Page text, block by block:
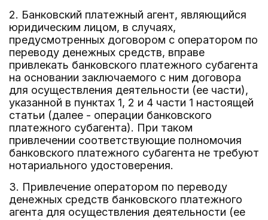
2. Банковский платежный агент, являющийся
юридическим лицом, в случаях,
предусмотренных договором с оператором по
переводу денежных средств, вправе
привлекать банковского платежного субагента
на основании заключаемого с ним договора
для осуществления деятельности (ее части),
указанной в пунктах 1, 2 и 4 части 1 настоящей
статьи (далее - операции банковского
платежного субагента). При таком
привлечении соответствующие полномочия
банковского платежного субагента не требуют
нотариального удостоверения.
3. Привлечение оператором по переводу
денежных средств банковского платежного
агента для осуществления деятельности (ее